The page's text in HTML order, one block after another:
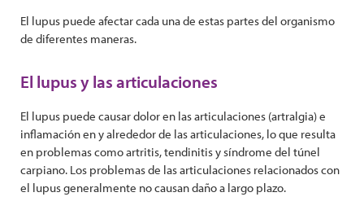
El lupus puede afectar cada una de estas partes del organismo
de diferentes maneras.
El lupus y las articulaciones
El lupus puede causar dolor en las articulaciones (artralgia) e
inflamación en y alrededor de las articulaciones, lo que resulta
en problemas como artritis, tendinitis y síndrome del túnel
carpiano. Los problemas de las articulaciones relacionados con
el lupus generalmente no causan daño a largo plazo.